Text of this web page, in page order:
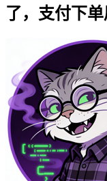
了，支付下